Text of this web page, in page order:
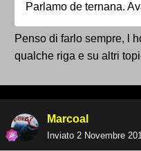
Parlamo de ternana.
Penso di farlo sempre, l
qualche riga e su altri
Marcoal
Inviato 2 Novembre